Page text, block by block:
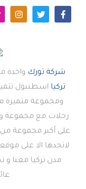
شركة تورك واحدة
تركيا اسطنبول
ومجموعة متميزة
رحلات مع مجموعة
على أكبر مجموعة من
لاتجدها الا على
مدن تركيا معنا و